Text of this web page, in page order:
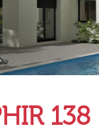
138